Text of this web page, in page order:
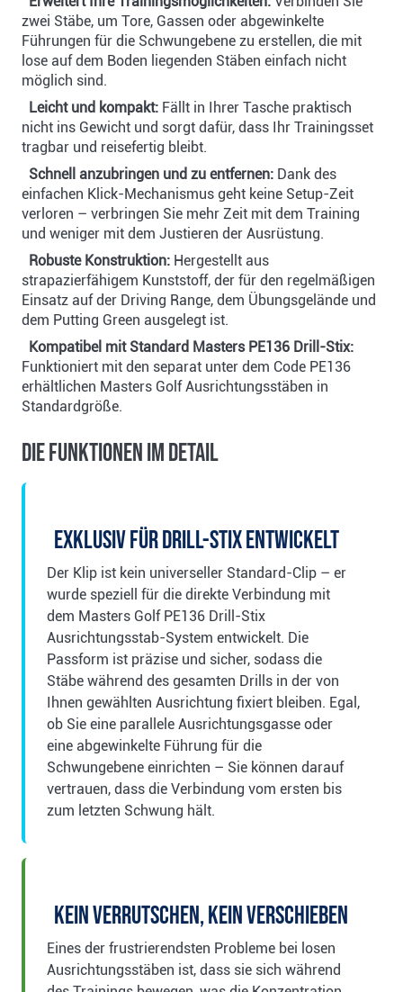
zwei Stäbe, um Tore, Gassen oder abgewinkelte
Führungen für die Schwungebene zu erstellen, die mit
lose auf dem Boden liegenden Stäben einfach nicht
möglich sind.
Leicht und kompakt: Fällt in Ihrer Tasche praktisch
nicht ins Gewicht und sorgt dafür, dass Ihr Trainingsset
tragbar und reisefertig bleibt.
Schnell anzubringen und zu entfernen: Dank des
einfachen Klick-Mechanismus geht keine Setup-Zeit
verloren – verbringen Sie mehr Zeit mit dem Training
und weniger mit dem Justieren der Ausrüstung.
Robuste Konstruktion: Hergestellt aus
strapazierfähigem Kunststoff, der für den regelmäßigen
Einsatz auf der Driving Range, dem Übungsgelände und
dem Putting Green ausgelegt ist.
Kompatibel mit Standard Masters PE136 Drill-Stix:
Funktioniert mit den separat unter dem Code PE136
erhältlichen Masters Golf Ausrichtungsstäben in
Standardgröße.
Die Funktionen im Detail
Exklusiv für Drill-Stix entwickelt
Der Klip ist kein universeller Standard-Clip – er
wurde speziell für die direkte Verbindung mit
dem Masters Golf PE136 Drill-Stix
Ausrichtungsstab-System entwickelt. Die
Passform ist präzise und sicher, sodass die
Stäbe während des gesamten Drills in der von
Ihnen gewählten Ausrichtung fixiert bleiben. Egal,
ob Sie eine parallele Ausrichtungsgasse oder
eine abgewinkelte Führung für die
Schwungebene einrichten – Sie können darauf
vertrauen, dass die Verbindung vom ersten bis
zum letzten Schwung hält.
Kein Verrutschen, kein Verschieben
Eines der frustrierendsten Probleme bei losen
Ausrichtungsstäben ist, dass sie sich während